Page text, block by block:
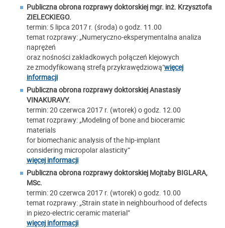
Publiczna obrona rozprawy doktorskiej mgr. inż. Krzysztofa
ZIELECKIEGO.
termin: 5 lipca 2017 r. (środa) o godz. 11.00
temat rozprawy: „Numeryczno-eksperymentalna analiza
naprężeń
oraz nośności zakładkowych połączeń klejowych
ze zmodyfikowaną strefą przykrawędziową"więcej
informacji
Publiczna obrona rozprawy doktorskiejAnastasiy
VINAKURAVY.
termin: 20 czerwca 2017 r. (wtorek) o godz. 12.00
temat rozprawy: „Modeling of bone and bioceramic
materials
for biomechanic analysis of the hip-implant
considering micropolar alasticity”
więcej informacji
Publiczna obrona rozprawy doktorskiej Mojtaby BIGLARA,
MSc.
termin: 20 czerwca 2017 r. (wtorek) o godz. 10.00
temat rozprawy: „Strain state in neighbourhood of defects
in piezo-electric ceramic material”
więcej informacji